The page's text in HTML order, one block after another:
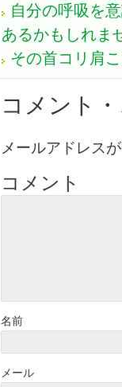
自分の呼吸を
あるかもしれま
その首コリ肩
コメント
メールアドレス
コメント
名前
メール